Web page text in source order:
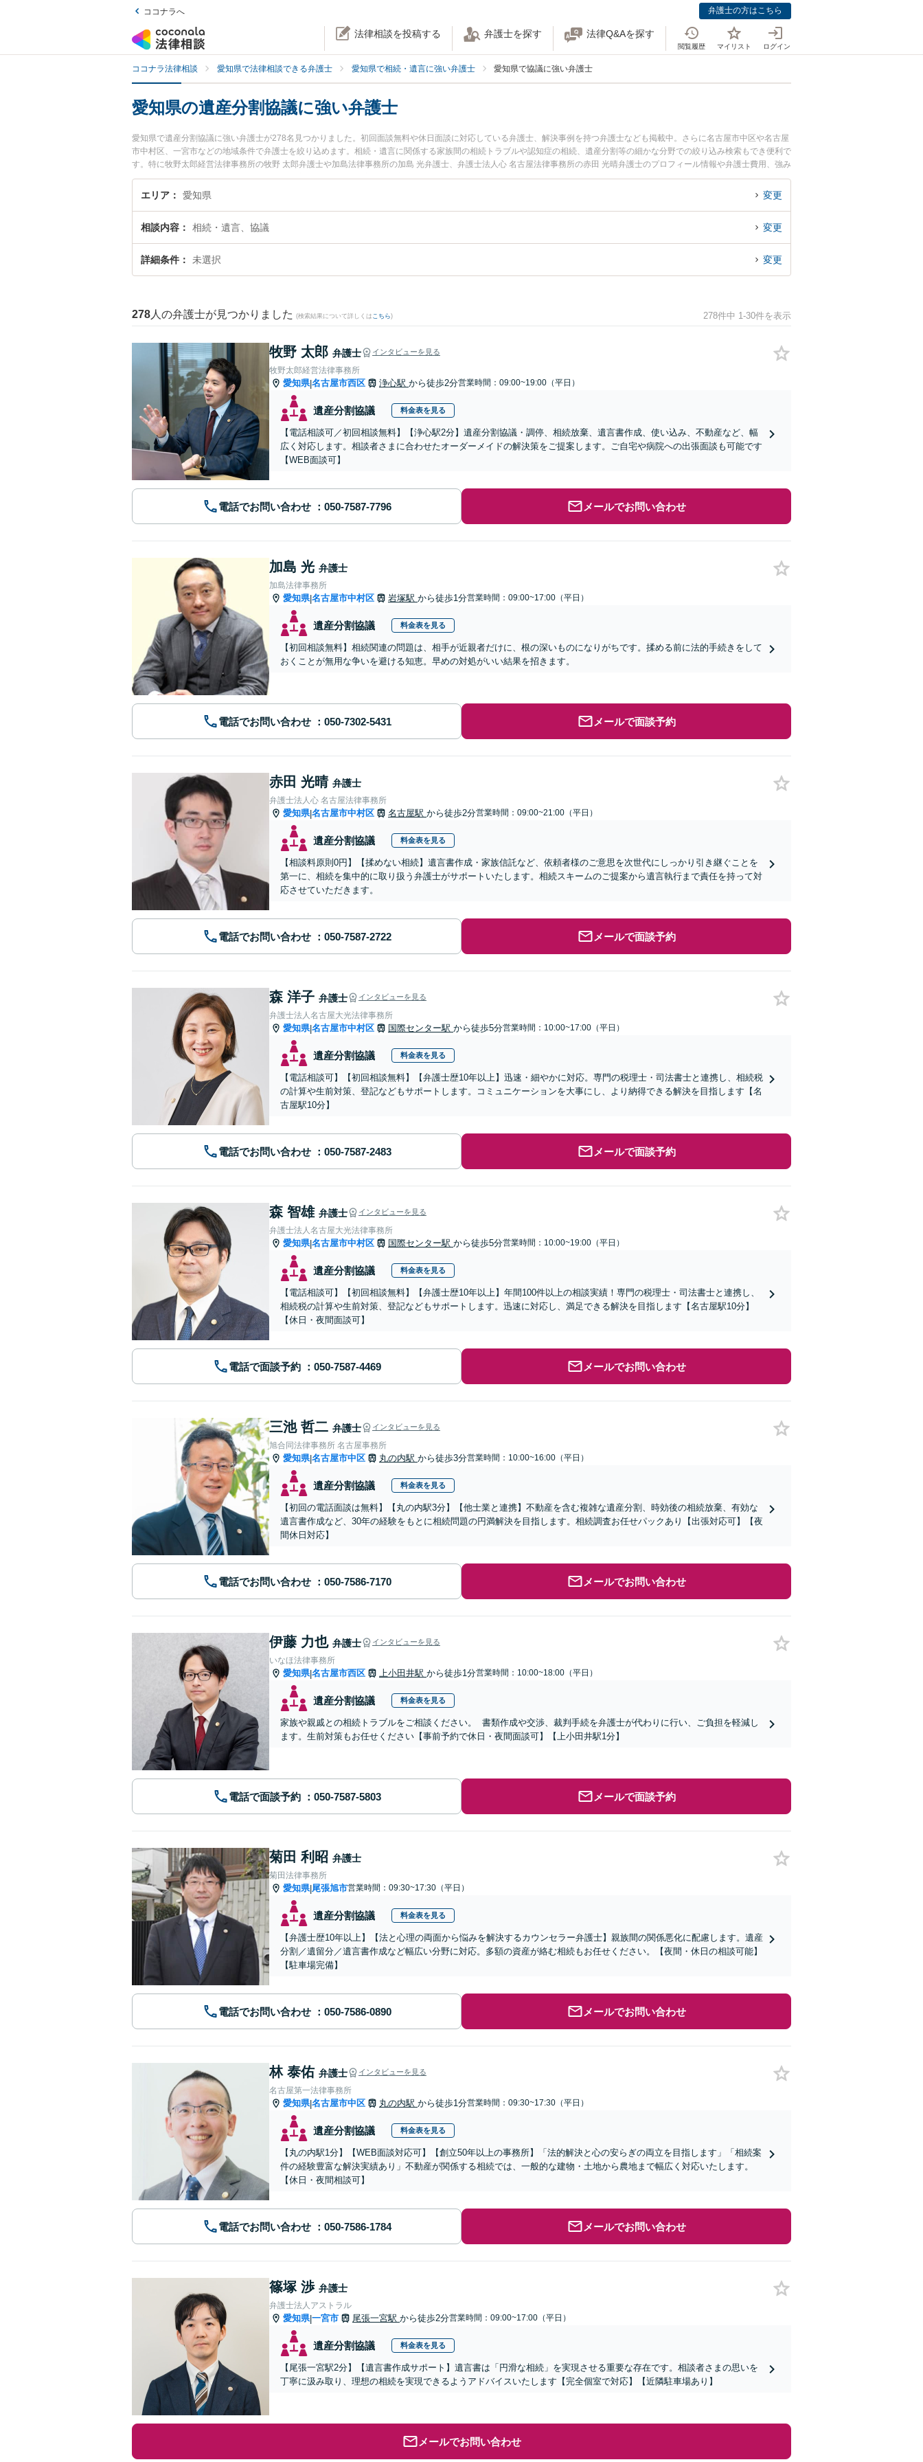
ココナラへ 弁護士の方はこちら
法律相談を投稿する 弁護士を探す 法律Q&Aを探す
閲覧履歴 マイリスト ログイン
ココナラ法律相談 愛知県で法律相談できる弁護士 愛知県で相続・遺言に強い弁護士 愛知県で協議に強い弁護士
愛知県の遺産分割協議に強い弁護士
愛知県で遺産分割協議に強い弁護士が278名見つかりました。初回面談無料や休日面談に対応している弁護士、解決事例を持つ弁護士なども掲載中。さらに名古屋市中区や名古屋
市中村区、一宮市などの地域条件で弁護士を絞り込めます。相続・遺言に関係する家族間の相続トラブルや認知症の相続、遺産分割等の細かな分野での絞り込み検索もでき便利で
す。特に牧野太郎経営法律事務所の牧野 太郎弁護士や加島法律事務所の加島 光弁護士、弁護士法人心 名古屋法律事務所の赤田 光晴弁護士のプロフィール情報や弁護士費用、強み
などが注目されています。『愛知県で土日や夜間に発生した遺産分割協議のトラブルを今すぐに弁護士に相談したい』『遺産分割協議のトラブル解決の実績豊富な近くの弁護士を
検索したい』『初回相談無料で遺産分割協議を法律相談できる愛知県内の弁護士に相談予約したい』などでお困りの相談者さんにおすすめです。
エリア 愛知県 変更
相談内容 相続・遺言、協議 変更
詳細条件 未選択 変更
278 人の弁護士が見つかりました (検索結果について詳しくは こちら) 278件中 1-30件を表示
牧野 太郎 弁護士 インタビューを見る
牧野太郎経営法律事務所
愛知県|名古屋市西区 浄心駅 から徒歩2分営業時間：09:00~19:00（平日）
遺産分割協議 料金表を見る
【電話相談可／初回相談無料】【浄心駅2分】遺産分割協議・調停、相続放棄、遺言書作成、使い込み、不動産など、幅
広く対応します。相談者さまに合わせたオーダーメイドの解決策をご提案します。ご自宅や病院への出張面談も可能です
【WEB面談可】
電話でお問い合わせ メールでお問い合わせ
加島 光 弁護士
加島法律事務所
愛知県|名古屋市中村区 岩塚駅 から徒歩1分営業時間：09:00~17:00（平日）
遺産分割協議 料金表を見る
【初回相談無料】相続関連の問題は、相手が近親者だけに、根の深いものになりがちです。揉める前に法的手続きをして
おくことが無用な争いを避ける知恵。早めの対処がいい結果を招きます。
電話でお問い合わせ メールで面談予約
赤田 光晴 弁護士
弁護士法人心 名古屋法律事務所
愛知県|名古屋市中村区 名古屋駅 から徒歩2分営業時間：09:00~21:00（平日）
遺産分割協議 料金表を見る
【相談料原則0円】【揉めない相続】遺言書作成・家族信託など、依頼者様のご意思を次世代にしっかり引き継ぐことを
第一に、相続を集中的に取り扱う弁護士がサポートいたします。相続スキームのご提案から遺言執行まで責任を持って対
応させていただきます。
電話でお問い合わせ メールで面談予約
森 洋子 弁護士 インタビューを見る
弁護士法人名古屋大光法律事務所
愛知県|名古屋市中村区 国際センター駅 から徒歩5分営業時間：10:00~17:00（平日）
遺産分割協議 料金表を見る
【電話相談可】【初回相談無料】【弁護士歴10年以上】迅速・細やかに対応。専門の税理士・司法書士と連携し、相続税
の計算や生前対策、登記などもサポートします。コミュニケーションを大事にし、より納得できる解決を目指します【名
古屋駅10分】
電話でお問い合わせ メールで面談予約
森 智雄 弁護士 インタビューを見る
弁護士法人名古屋大光法律事務所
愛知県|名古屋市中村区 国際センター駅 から徒歩5分営業時間：10:00~19:00（平日）
遺産分割協議 料金表を見る
【電話相談可】【初回相談無料】【弁護士歴10年以上】年間100件以上の相談実績！専門の税理士・司法書士と連携し、
相続税の計算や生前対策、登記などもサポートします。迅速に対応し、満足できる解決を目指します【名古屋駅10分】
【休日・夜間面談可】
電話で面談予約 メールでお問い合わせ
三池 哲二 弁護士 インタビューを見る
旭合同法律事務所 名古屋事務所
愛知県|名古屋市中区 丸の内駅 から徒歩3分営業時間：10:00~16:00（平日）
遺産分割協議 料金表を見る
【初回の電話面談は無料】【丸の内駅3分】【他士業と連携】不動産を含む複雑な遺産分割、時効後の相続放棄、有効な
遺言書作成など、30年の経験をもとに相続問題の円満解決を目指します。相続調査お任せパックあり【出張対応可】【夜
間休日対応】
電話でお問い合わせ メールでお問い合わせ
伊藤 力也 弁護士 インタビューを見る
いなほ法律事務所
愛知県|名古屋市西区 上小田井駅 から徒歩1分営業時間：10:00~18:00（平日）
遺産分割協議 料金表を見る
家族や親戚との相続トラブルをご相談ください。 書類作成や交渉、裁判手続を弁護士が代わりに行い、ご負担を軽減し
ます。生前対策もお任せください【事前予約で休日・夜間面談可】【上小田井駅1分】
電話で面談予約 メールで面談予約
菊田 利昭 弁護士
菊田法律事務所
愛知県|尾張旭市営業時間：09:30~17:30（平日）
遺産分割協議 料金表を見る
【弁護士歴10年以上】【法と心理の両面から悩みを解決するカウンセラー弁護士】親族間の関係悪化に配慮します。遺産
分割／遺留分／遺言書作成など幅広い分野に対応。多額の資産が絡む相続もお任せください。【夜間・休日の相談可能】
【駐車場完備】
電話でお問い合わせ メールでお問い合わせ
林 泰佑 弁護士 インタビューを見る
名古屋第一法律事務所
愛知県|名古屋市中区 丸の内駅 から徒歩1分営業時間：09:30~17:30（平日）
遺産分割協議 料金表を見る
【丸の内駅1分】【WEB面談対応可】【創立50年以上の事務所】「法的解決と心の安らぎの両立を目指します」「相続案
件の経験豊富な解決実績あり」不動産が関係する相続では、一般的な建物・土地から農地まで幅広く対応いたします。
【休日・夜間相談可】
電話でお問い合わせ メールでお問い合わせ
篠塚 渉 弁護士
弁護士法人アストラル
愛知県|一宮市 尾張一宮駅 から徒歩2分営業時間：09:00~17:00（平日）
遺産分割協議 料金表を見る
【尾張一宮駅2分】【遺言書作成サポート】遺言書は「円滑な相続」を実現させる重要な存在です。相談者さまの思いを
丁寧に汲み取り、理想の相続を実現できるようアドバイスいたします【完全個室で対応】【近隣駐車場あり】
メールでお問い合わせ